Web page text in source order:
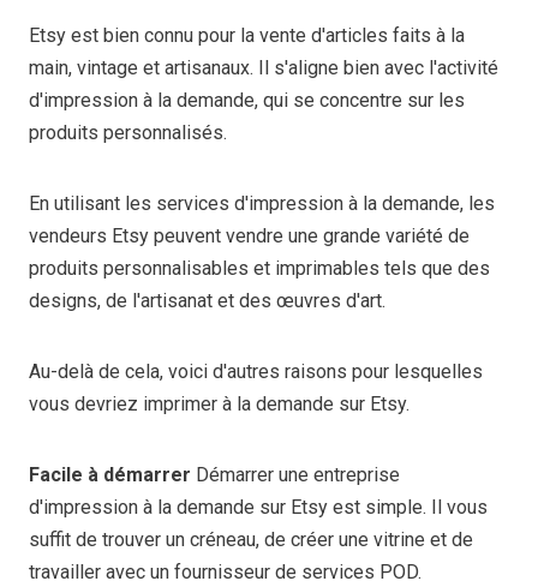
Etsy est bien connu pour la vente d'articles faits à la
main, vintage et artisanaux. Il s'aligne bien avec l'activité
d'impression à la demande, qui se concentre sur les
produits personnalisés.
En utilisant les services d'impression à la demande, les
vendeurs Etsy peuvent vendre une grande variété de
produits personnalisables et imprimables tels que des
designs, de l'artisanat et des œuvres d'art.
Au-delà de cela, voici d'autres raisons pour lesquelles
vous devriez imprimer à la demande sur Etsy.
Facile à démarrer Démarrer une entreprise
d'impression à la demande sur Etsy est simple. Il vous
suffit de trouver un créneau, de créer une vitrine et de
travailler avec un fournisseur de services POD.